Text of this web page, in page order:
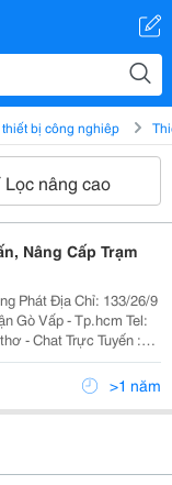
bị công nghiệp
Lọc nâng cao
Nâng Cấp Trạm
133/26/9
Vấp - Tp.hcm Tel:
- Chat Trực Tuyến :
>1 năm